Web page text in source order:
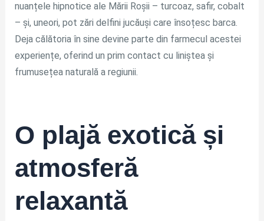
nuanțele hipnotice ale Mării Roșii – turcoaz, safir, cobalt
– și, uneori, pot zări delfini jucăuși care însoțesc barca.
Deja călătoria în sine devine parte din farmecul acestei
experiențe, oferind un prim contact cu liniștea și
frumusețea naturală a regiunii.
O plajă exotică și
atmosferă
relaxantă